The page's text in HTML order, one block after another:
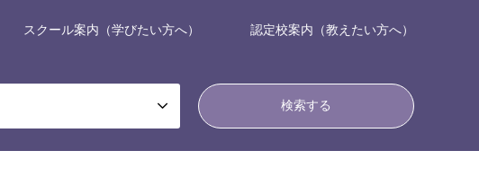
スクール案内（学びたい方へ） 認定校案内（教えたい方へ）